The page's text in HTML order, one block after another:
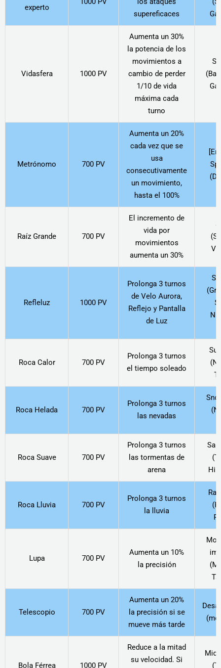
experto
supereficaces
Vidasfera 1000 PV
Aumenta un 30%
la potencia de los
movimientos a
cambio de perder
1/10 de vida
máxima cada
turno
Metrónomo 700 PV
Aumenta un 20%
cada vez que se
usa
consecutivamente
un movimiento,
hasta el 100%
Raíz Grande 700 PV
El incremento de
vida por
movimientos
aumenta un 30%
Refleluz 1000 PV
Prolonga 3 turnos
de Velo Aurora,
Reflejo y Pantalla
de Luz
Roca Calor 700 PV
Prolonga 3 turnos
el tiempo soleado
Roca Helada 700 PV
Prolonga 3 turnos
las nevadas
Roca Suave 700 PV
Prolonga 3 turnos
las tormentas de
arena
Roca Lluvia 700 PV
Prolonga 3 turnos
la lluvia
Lupa 700 PV
Aumenta un 10%
la precisión
Telescopio 700 PV
Aumenta un 20%
la precisión si se
mueve más tarde
Bola Férrea 1000 PV
Reduce a la mitad
su velocidad. Si
Mid